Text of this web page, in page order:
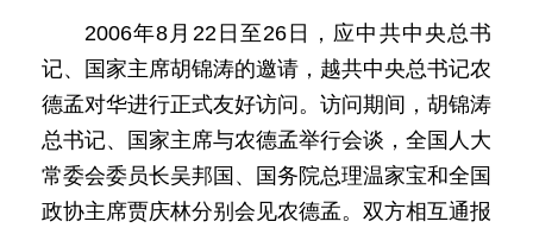
2006年8月22日至26日，应中共中央总书
记、国家主席胡锦涛的邀请，越共中央总书记农
德孟对华进行正式友好访问。访问期间，胡锦涛
总书记、国家主席与农德孟举行会谈，全国人大
常委会委员长吴邦国、国务院总理温家宝和全国
政协主席贾庆林分别会见农德孟。双方相互通报